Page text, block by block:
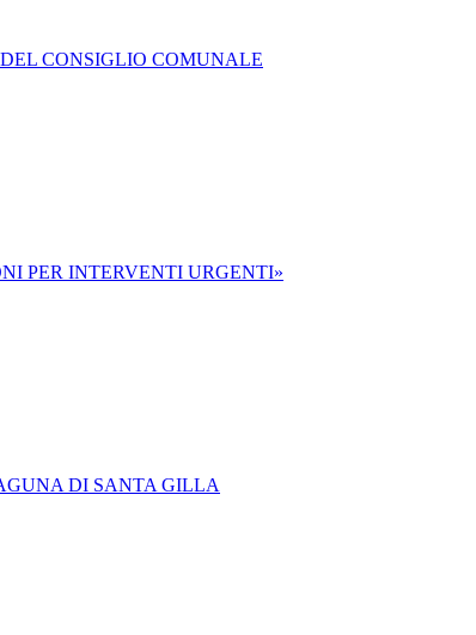
CONSIGLIO COMUNALE
PER INTERVENTI URGENTI»
DI SANTA GILLA